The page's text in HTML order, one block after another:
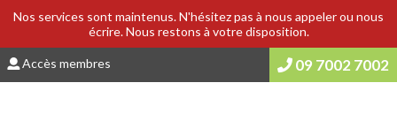
Nos services sont maintenus. N'hésitez pas à nous appeler ou nous
écrire. Nous restons à votre disposition.
Accès membres 09 7002 7002